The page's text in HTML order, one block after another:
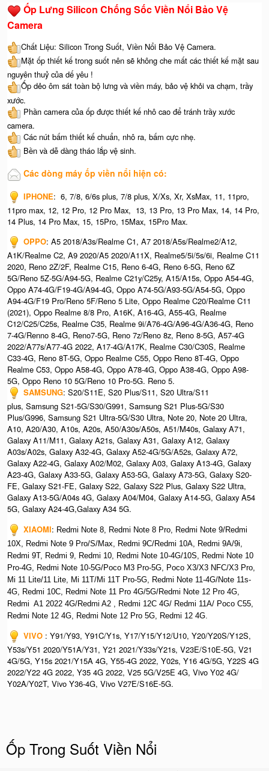
Ốp Lưng Silicon Chống Sốc Viền Nổi Bảo Vệ
Camera
Chất Liệu: Silicon Trong Suốt, Viền Nổi Bảo Vệ Camera.
Mặt ốp thiết kế trong suốt nên sẽ không che mất các thiết kế mặt sau
nguyên thuỷ của dế yêu !
Ốp dẻo ôm sát toàn bộ lưng và viền máy, bảo vệ khỏi va chạm, trầy
xước.
Phần camera của ốp được thiết kế nhô cao để tránh trầy xước
camera.
Các nút bấm thiết kế chuẩn, nhô ra, bấm cực nhẹ.
Bền và dễ dàng tháo lắp vệ sinh.
Các dòng máy ốp viền nổi hiện có:
IPHONE: 6, 7/8, 6/6s plus, 7/8 plus, X/Xs, Xr, XsMax, 11, 11pro,
11pro max, 12, 12 Pro, 12 Pro Max, 13, 13 Pro, 13 Pro Max, 14, 14 Pro,
14 Plus, 14 Pro Max, 15, 15Pro, 15Max, 15Pro Max.
OPPO: A5 2018/A3s/Realme C1, A7 2018/A5s/Realme2/A12,
A1K/Realme C2, A9 2020/A5 2020/A11X, Realme5/5i/5s/6i, Realme C11
2020, Reno 2Z/2F, Realme C15, Reno 6-4G, Reno 6-5G, Reno 6Z
5G/Reno 5Z-5G/A94-5G, Realme C21y/C25y, A15/A15s, Oppo A54-4G,
Oppo A74-4G/F19-4G/A94-4G, Oppo A74-5G/A93-5G/A54-5G, Oppo
A94-4G/F19 Pro/Reno 5F/Reno 5 Lite, Oppo Realme C20/Realme C11
(2021), Oppo Realme 8/8 Pro, A16K, A16-4G, A55-4G, Realme
C12/C25/C25s, Realme C35, Realme 9i/A76-4G/A96-4G/A36-4G, Reno
7-4G/Renno 8-4G, Reno7-5G, Reno 7z/Reno 8z, Reno 8-5G, A57-4G
2022/A77s/A77-4G 2022, A17-4G/A17K, Realme C30/C30S, Realme
C33-4G, Reno 8T-5G, Oppo Realme C55, Oppo Reno 8T-4G, Oppo
Realme C53, Oppo A58-4G, Oppo A78-4G, Oppo A38-4G, Oppo A98-
5G, Oppo Reno 10 5G/Reno 10 Pro-5G.​ Reno 5.
SAMSUNG: S20/S11E, S20 Plus/S11, S20 Ultra/S11
plus, Samsung S21-5G/S30/G991, Samsung S21 Plus-5G/S30
Plus/G996, Samsung S21 Ultra-5G/S30 Ultra, Note 20, Note 20 Ultra,
A10, A20/A30, A10s, A20s, A50/A30s/A50s, A51/M40s, Galaxy A71,
Galaxy A11/M11, Galaxy A21s, Galaxy A31, Galaxy A12, Galaxy
A03s/A02s, Galaxy A32-4G, Galaxy A52-4G/5G/A52s, Galaxy A72,
Galaxy A22-4G, Galaxy A02/M02, Galaxy A03, Galaxy A13-4G, Galaxy
A23-4G, Galaxy A33-5G, Galaxy A53-5G, Galaxy A73-5G, Galaxy S20-
FE, Galaxy S21-FE, Galaxy S22, Galaxy S22 Plus, Galaxy S22 Ultra,
Galaxy A13-5G/A04s 4G, Galaxy A04/M04, Galaxy A14-5G, Galaxy A54
5G, Galaxy A24-4G,Galaxy A34 5G.
XIAOMI: Redmi Note 8, Redmi Note 8 Pro, Redmi Note 9/Redmi
10X, Redmi Note 9 Pro/S/Max, Redmi 9C/Redmi 10A, Redmi 9A/9i,
Redmi 9T, Redmi 9, Redmi 10, Redmi Note 10-4G/10S, Redmi Note 10
Pro-4G, Redmi Note 10-5G/Poco M3 Pro-5G, Poco X3/X3 NFC/X3 Pro,
Mi 11 Lite/11 Lite, Mi 11T/Mi 11T Pro-5G, Redmi Note 11-4G/Note 11s-
4G, Redmi 10C, Redmi Note 11 Pro 4G/5G/Redmi Note 12 Pro 4G,
Redmi A1 2022 4G/Redmi A2 , Redmi 12C 4G/ Redmi 11A/ Poco C55,
Redmi Note 12 4G, Redmi Note 12 Pro 5G, Redmi 12 4G.
VIVO : Y91/Y93, Y91C/Y1s, Y17/Y15/Y12/U10, Y20/Y20S/Y12S,
Y53s/Y51 2020/Y51A/Y31, Y21 2021/Y33s/Y21s, V23E/S10E-5G, V21
4G/5G, Y15s 2021/Y15A 4G, Y55-4G 2022, Y02s, Y16 4G/5G, Y22S 4G
2022/Y22 4G 2022, Y35 4G 2022, V25 5G/V25E 4G, Vivo Y02 4G/
Y02A/Y02T, Vivo Y36-4G, Vivo V27E/S16E-5G.
Ốp Trong Suốt Viền Nổi